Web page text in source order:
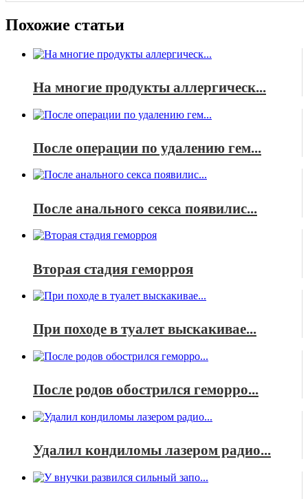
Похожие статьи
На многие продукты аллергическ...
После операции по удалению гем...
После анального секса появилис...
Вторая стадия геморроя
При походе в туалет выскакивае...
После родов обострился геморро...
Удалил кондиломы лазером радио...